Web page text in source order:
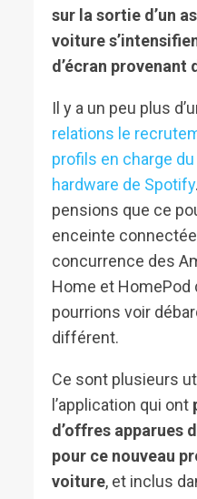
sur la sortie d’un
voiture
d’écran provenant
Il y a un peu plus
relations le
profils en charge
hardware de Spotify
pensions que ce
enceinte
concurrence des
Home et HomePod
pourrions voir
différent.
Ce sont plusieurs
l’application qui ont
d’offres apparues
pour ce nouveau
voiture, et inclus